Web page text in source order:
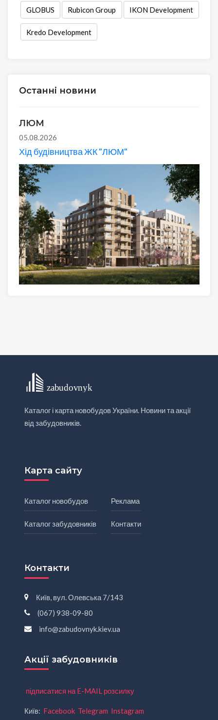
GLOBUS Rubicon Group IKON Development
Kredo Development
Останні новини
ЛЮМ
05.08.2026
Хід будівництва ЖК "ЛЮМ"
Каталог і карта новобудов України. Новини та акції
від забудовників.
Карта сайту
Каталог новобудов
Каталог забудовників
Реклама
Контакти
Контакти
Київ, вул. Олевська 7/143
(067) 938-09-80
info@zabudovnyk.kiev.ua
Акції забудовників
підписатися на E-MAIL розсилку
Київ: Facebook Telegram Instagram